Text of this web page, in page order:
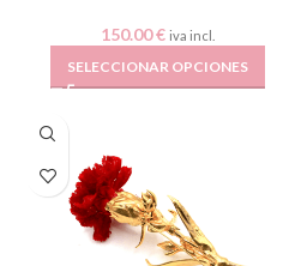
150.00€ iva incl.
SELECCIONAR OPCIONES